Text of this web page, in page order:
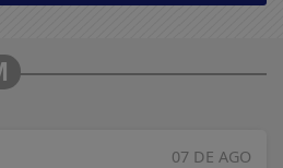
07 DE AGO